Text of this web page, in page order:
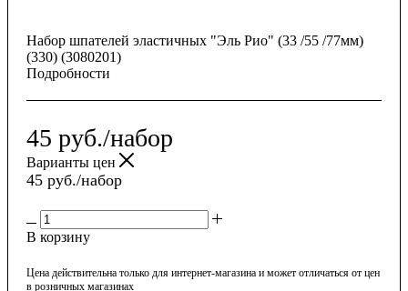
Набор шпателей эластичных "Эль Рио" (33 /55 /77мм)
(330) (3080201)
Подробности
45 руб./набор
Варианты цен
45 руб./набор
В корзину
Цена действительна только для интернет-магазина и может отличаться от цен
в розничных магазинах